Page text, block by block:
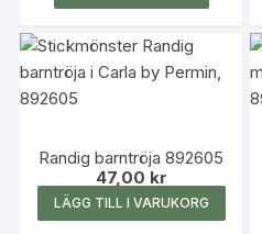
här
har
olika
kan
Randig barntröja 892605
47,00 kr
LÄGG TILL I VARUKORG